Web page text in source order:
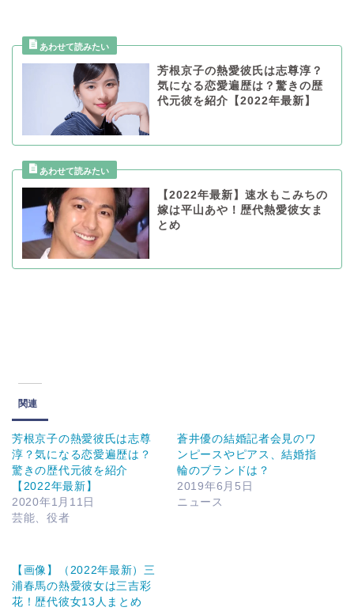
芳根京子の熱愛彼氏は志尊淳？
気になる恋愛遍歴は？驚きの歴
代元彼を紹介【2022年最新】
【2022年最新】速水もこみちの
嫁は平山あや！歴代熱愛彼女ま
とめ
関連
芳根京子の熱愛彼氏は志尊
淳？気になる恋愛遍歴は？
驚きの歴代元彼を紹介
【2022年最新】
2020年1月11日
芸能、役者
蒼井優の結婚記者会見のワ
ンピースやピアス、結婚指
輪のブランドは？
2019年6月5日
ニュース
【画像】（2022年最新）三
浦春馬の熱愛彼女は三吉彩
花！歴代彼女13人まとめ